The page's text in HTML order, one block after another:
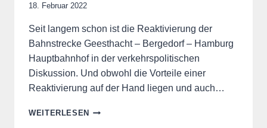
18. Februar 2022
Seit langem schon ist die Reaktivierung der
Bahnstrecke Geesthacht – Bergedorf – Hamburg
Hauptbahnhof in der verkehrspolitischen
Diskussion. Und obwohl die Vorteile einer
Reaktivierung auf der Hand liegen und auch…
WEITERLESEN
***FREIE